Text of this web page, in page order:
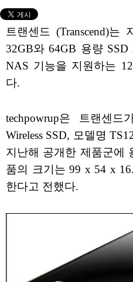
트랜센드 (Transcend)는
32GB와 64GB 용량
NAS 기능을 지원하는
다.
techpowrup은 트랜센드
Wireless SSD, 모델명
지난해 공개한 제품군에
품의 크기는 99 x 54 x
한다고 전했다.